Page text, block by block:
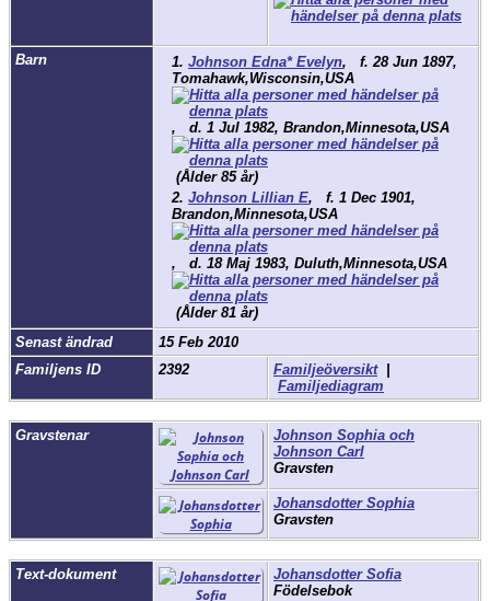
Barn 1. Johnson Edna* Evelyn, f. 28 Jun 1897,
Tomahawk,Wisconsin,USA
, d. 1 Jul 1982, Brandon,Minnesota,USA
(Ålder 85 år)
2. Johnson Lillian E, f. 1 Dec 1901,
Brandon,Minnesota,USA
, d. 18 Maj 1983, Duluth,Minnesota,USA
(Ålder 81 år)
Senast ändrad
15 Feb 2010
Familjens ID
2392 Familjeöversikt|
Familjediagram
Gravstenar
Johnson Sophia och
Johnson Carl
Gravsten
Johansdotter Sophia
Gravsten
Text-dokument
Johansdotter Sofia
Födelsebok